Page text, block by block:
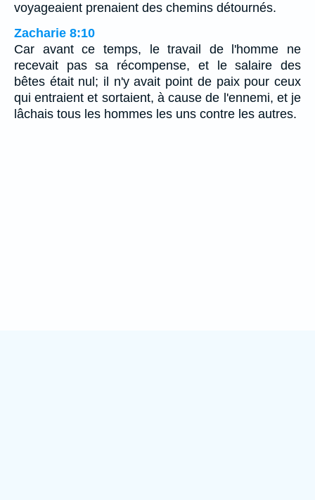
voyageaient prenaient des chemins détournés.
Zacharie 8:10
Car avant ce temps, le travail de l'homme ne
recevait pas sa récompense, et le salaire des
bêtes était nul; il n'y avait point de paix pour ceux
qui entraient et sortaient, à cause de l'ennemi, et je
lâchais tous les hommes les uns contre les autres.